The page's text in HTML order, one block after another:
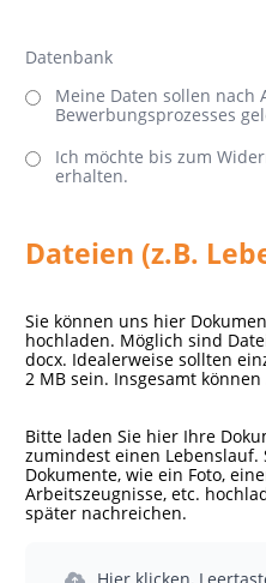
Datenbank
Meine Daten sollen nach
Bewerbungsprozesses
Ich möchte bis zum
erhalten.
Dateien (z.B.
Sie können uns hier
hochladen. Möglich sind
docx. Idealerweise sollten
2 MB sein. Insgesamt
Bitte laden Sie hier Ihre
zumindest einen
Dokumente, wie ein Foto,
Arbeitszeugnisse, etc.
später nachreichen.